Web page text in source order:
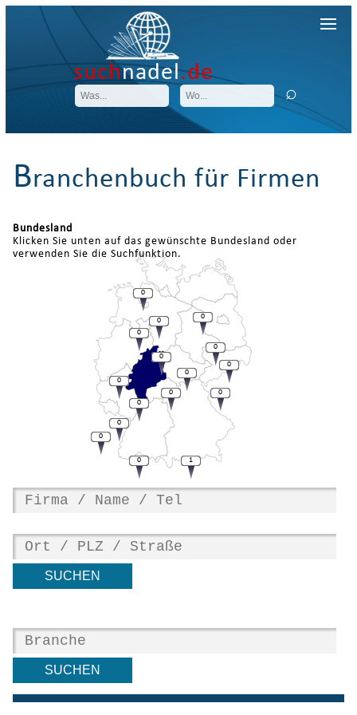
suchnadel.de
Branchenbuch für Firmen
Bundesland
Klicken Sie unten auf das gewünschte Bundesland oder
verwenden Sie die Suchfunktion.
0
0
0
0
0
0
0
0
0
0
0
0
0
0
0
1